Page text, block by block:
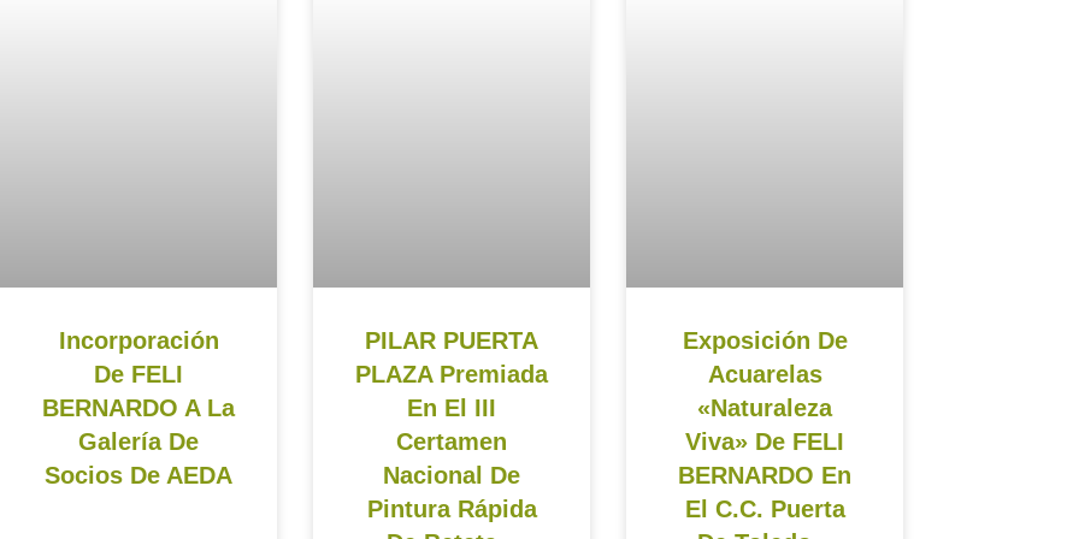
Incorporación
De FELI
BERNARDO A La
Galería De
Socios De AEDA
PILAR PUERTA
PLAZA Premiada
En El III
Certamen
Nacional De
Pintura Rápida
Exposición De
Acuarelas
«Naturaleza
Viva» De FELI
BERNARDO En
El C.C. Puerta